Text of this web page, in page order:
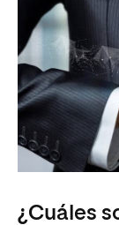
¿Cuáles